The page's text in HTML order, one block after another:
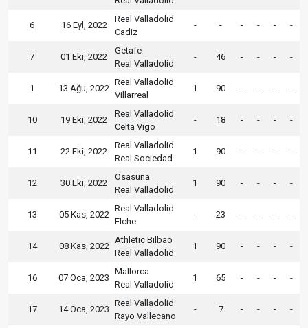
6 16 Eyl, 2022
Real Valladolid
Cadiz
- - - - - -
7 01 Eki, 2022
Getafe
Real Valladolid
- 46 - - - -
1 13 Ağu, 2022
Real Valladolid
Villarreal
1 90 - - - -
10 19 Eki, 2022
Real Valladolid
Celta Vigo
- 18 - - - -
11 22 Eki, 2022
Real Valladolid
Real Sociedad
1 90 - - - -
12 30 Eki, 2022
Osasuna
Real Valladolid
1 90 - - - -
13 05 Kas, 2022
Real Valladolid
Elche
- 23 - - - -
14 08 Kas, 2022
Athletic Bilbao
Real Valladolid
1 90 - - - -
16 07 Oca, 2023
Mallorca
Real Valladolid
1 65 - - - -
17 14 Oca, 2023
Real Valladolid
Rayo Vallecano
- 7 - - - -